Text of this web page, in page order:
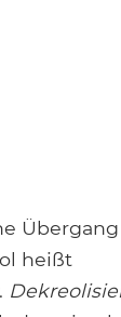
heißt
.